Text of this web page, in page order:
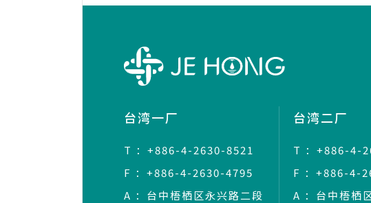
台湾一厂
T ：+886-4-2630-8521
F ：+886-4-2630-4795
A ：台中梧栖区永兴路二段
台湾二厂
T ：+886-4-
F ：+886-4-
A ：台中梧栖